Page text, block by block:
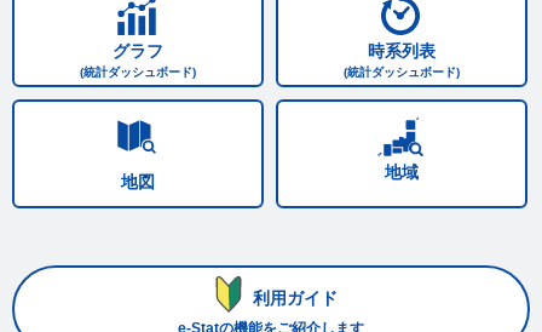
グラフ
(統計ダッシュボード)
時系列表
(統計ダッシュボード)
地図 地域
利用ガイド